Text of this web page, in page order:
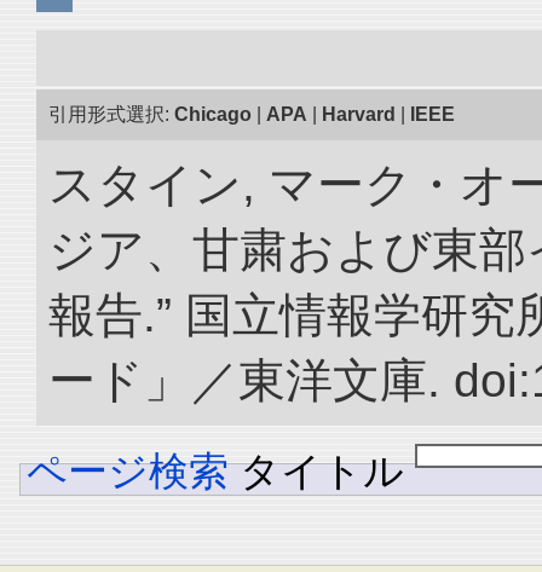
引用形式選択: Chicago APA Harvard IEEE
スタイン, マーク・オ
ジア、甘粛および東
報告.” 国立情報学研
ード」／東洋文庫.
ページ検索 タイトル